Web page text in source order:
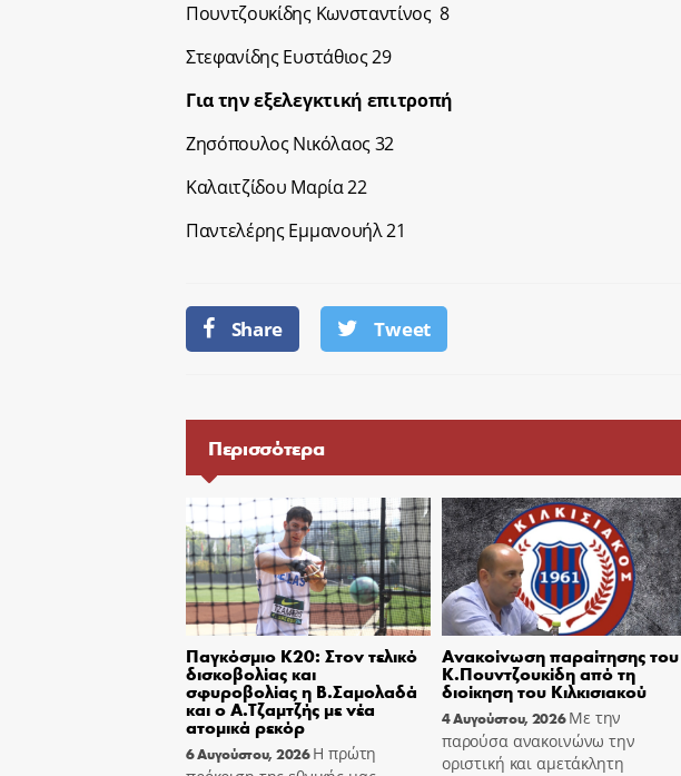
Πουντζουκίδης Κωνσταντίνος 8
Στεφανίδης Ευστάθιος 29
Για την εξελεγκτική επιτροπή
Ζησόπουλος Νικόλαος 32
Καλαιτζίδου Μαρία 22
Παντελέρης Εμμανουήλ 21
Share Tweet
Περισσότερα
Παγκόσμιο Κ20: Στον τελικό
δισκοβολίας και
σφυροβολίας η Β.Σαμολαδά
και ο Α.Τζαμτζής με νέα
ατομικά ρεκόρ
6 Αυγούστου, 2026Η πρώτη
Ανακοίνωση παραίτησης του
Κ.Πουντζουκίδη από τη
διοίκηση του Κιλκισιακού
4 Αυγούστου, 2026 Με την
παρούσα ανακοινώνω την
οριστική και αμετάκλητη